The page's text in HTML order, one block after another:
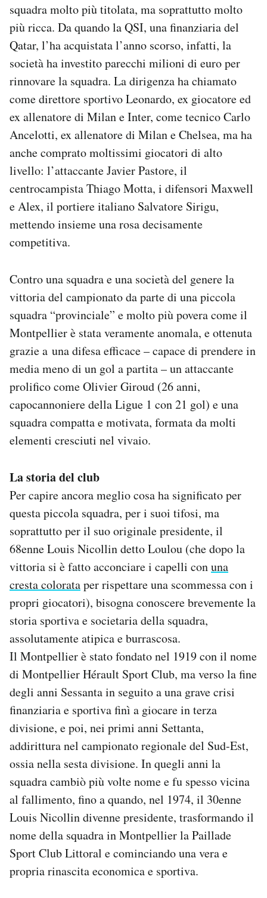
squadra molto più titolata, ma soprattutto molto
più ricca. Da quando la QSI, una finanziaria del
Qatar, l’ha acquistata l’anno scorso, infatti, la
società ha investito parecchi milioni di euro per
rinnovare la squadra. La dirigenza ha chiamato
come direttore sportivo Leonardo, ex giocatore ed
ex allenatore di Milan e Inter, come tecnico Carlo
Ancelotti, ex allenatore di Milan e Chelsea, ma ha
anche comprato moltissimi giocatori di alto
livello: l’attaccante Javier Pastore, il
centrocampista Thiago Motta, i difensori Maxwell
e Alex, il portiere italiano Salvatore Sirigu,
mettendo insieme una rosa decisamente
competitiva.
Contro una squadra e una società del genere la
vittoria del campionato da parte di una piccola
squadra “provinciale” e molto più povera come il
Montpellier è stata veramente anomala, e ottenuta
grazie a una difesa efficace – capace di prendere in
media meno di un gol a partita – un attaccante
prolifico come Olivier Giroud (26 anni,
capocannoniere della Ligue 1 con 21 gol) e una
squadra compatta e motivata, formata da molti
elementi cresciuti nel vivaio.
La storia del club
Per capire ancora meglio cosa ha significato per
questa piccola squadra, per i suoi tifosi, ma
soprattutto per il suo originale presidente, il
68enne Louis Nicollin detto Loulou (che dopo la
vittoria si è fatto acconciare i capelli conuna
cresta colorataper rispettare una scommessa con i
propri giocatori), bisogna conoscere brevemente la
storia sportiva e societaria della squadra,
assolutamente atipica e burrascosa.
Il Montpellier è stato fondato nel 1919 con il nome
di Montpellier Hérault Sport Club, ma verso la fine
degli anni Sessanta in seguito a una grave crisi
finanziaria e sportiva finì a giocare in terza
divisione, e poi, nei primi anni Settanta,
addirittura nel campionato regionale del Sud-Est,
ossia nella sesta divisione. In quegli anni la
squadra cambiò più volte nome e fu spesso vicina
al fallimento, fino a quando, nel 1974, il 30enne
Louis Nicollin divenne presidente, trasformando il
nome della squadra in Montpellier la Paillade
Sport Club Littoral e cominciando una vera e
propria rinascita economica e sportiva.